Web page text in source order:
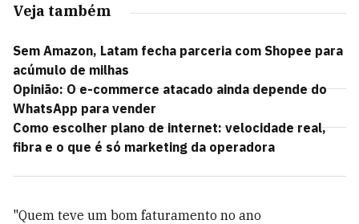
Veja também
Sem Amazon, Latam fecha parceria com Shopee para
acúmulo de milhas
Opinião: O e-commerce atacado ainda depende do
WhatsApp para vender
Como escolher plano de internet: velocidade real,
fibra e o que é só marketing da operadora
"Quem teve um bom faturamento no ano